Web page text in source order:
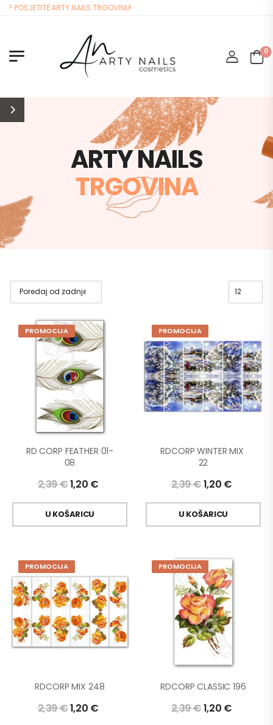
ARTY NAILS TRGOVINU!
0
ARTY NAILS
TRGOVINA
PROMOCIJA
RD CORP FEATHER 01-
08
2,39€1,20 €
U KOŠARICU
PROMOCIJA
RDCORP WINTER MIX
22
2,39€1,20 €
U KOŠARICU
PROMOCIJA
RDCORP MIX 248
2,39€1,20 €
PROMOCIJA
RDCORP CLASSIC 196
2,39€1,20 €